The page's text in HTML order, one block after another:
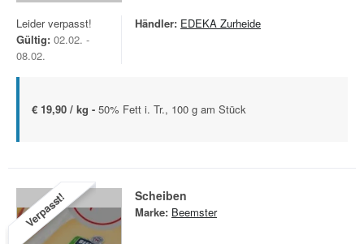
Leider verpasst!
Gültig: 02.02. -
08.02.
Händler: EDEKA Zurheide
€ 19,90 / kg - 50% Fett i. Tr., 100 g am Stück
Verpasst! Scheiben
Marke: Beemster